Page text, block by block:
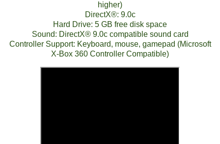
higher)
DirectX®: 9.0c
Hard Drive: 5 GB free disk space
Sound: DirectX® 9.0с compatible sound card
Controller Support: Keyboard, mouse, gamepad (Microsoft
X-Box 360 Controller Compatible)